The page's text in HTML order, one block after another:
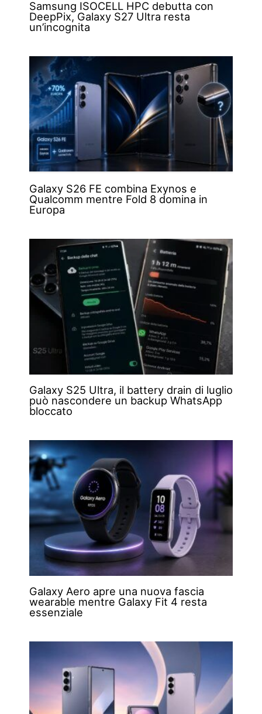
Samsung ISOCELL HPC debutta con
DeepPix, Galaxy S27 Ultra resta
un’incognita
Galaxy S26 FE combina Exynos e
Qualcomm mentre Fold 8 domina in
Europa
Galaxy S25 Ultra, il battery drain di luglio
può nascondere un backup WhatsApp
bloccato
Galaxy Aero apre una nuova fascia
wearable mentre Galaxy Fit 4 resta
essenziale